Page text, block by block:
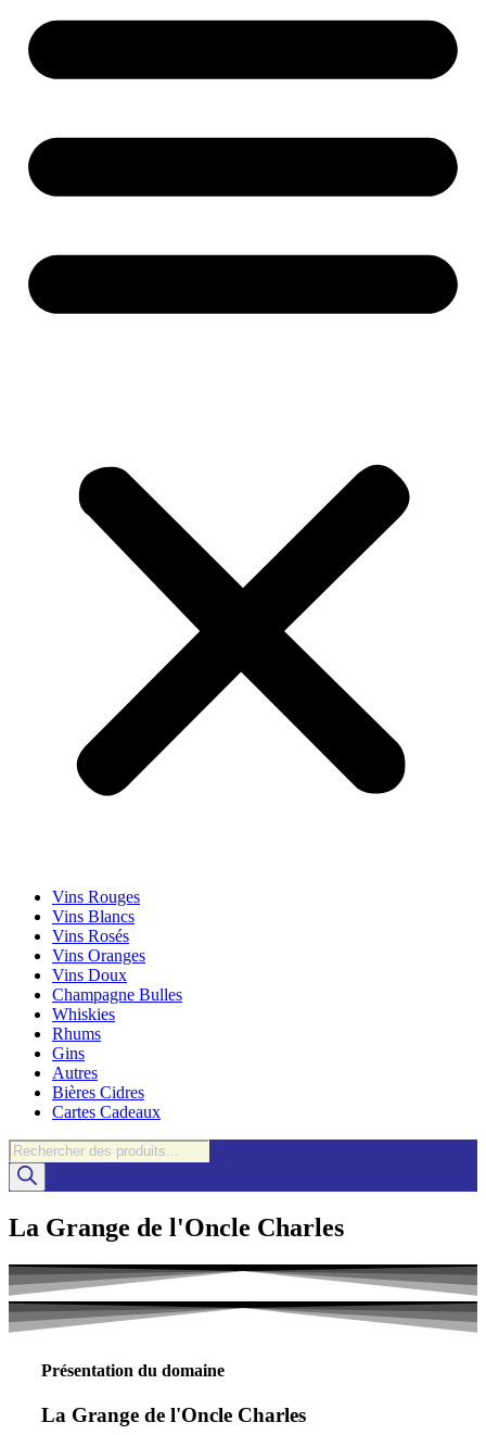
Vins Rouges
Vins Blancs
Vins Rosés
Vins Oranges
Vins Doux
Champagne Bulles
Whiskies
Rhums
Gins
Autres
Bières Cidres
Cartes Cadeaux
Recherche
de
produits
La Grange de l'Oncle Charles
Présentation du domaine
La Grange de l'Oncle Charles